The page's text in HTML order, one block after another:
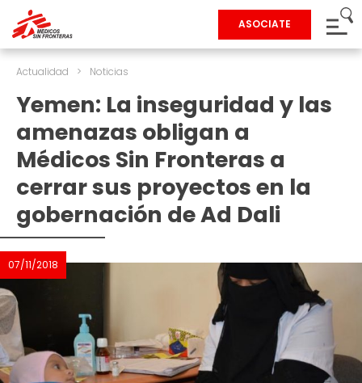
ASOCIATE
Actualidad > Noticias
Yemen: La inseguridad y las
amenazas obligan a
Médicos Sin Fronteras a
cerrar sus proyectos en la
gobernación de Ad Dali
07/11/2018